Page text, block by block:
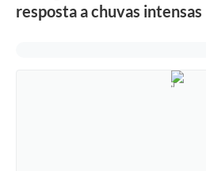
resposta a chuvas intensas